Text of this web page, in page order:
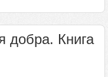
добра. Книга